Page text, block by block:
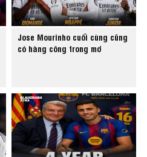
Jose Mourinho cuối cùng cũng
có hàng công trong mơ